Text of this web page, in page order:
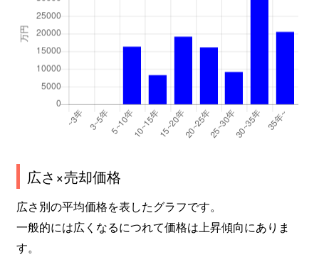
広さ×売却価格
広さ別の平均価格を表したグラフです。
一般的には広くなるにつれて価格は上昇傾向にありま
す。